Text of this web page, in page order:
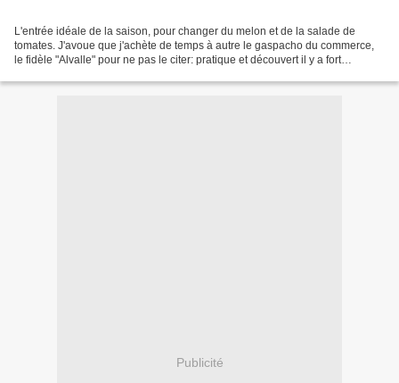
L'entrée idéale de la saison, pour changer du melon et de la salade de
tomates. J'avoue que j'achète de temps à autre le gaspacho du commerce,
le fidèle "Alvalle" pour ne pas le citer: pratique et découvert il y a fort
Publicité